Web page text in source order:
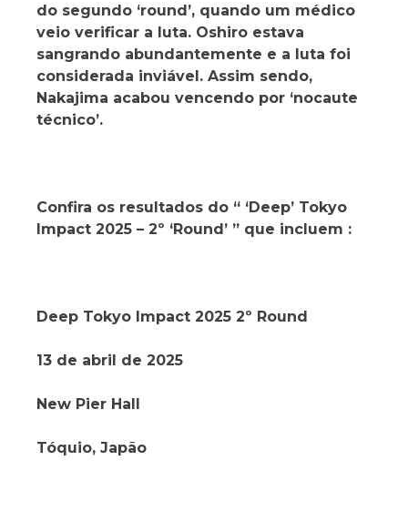
do segundo ‘round’, quando um médico
veio verificar a luta. Oshiro estava
sangrando abundantemente e a luta foi
considerada inviável. Assim sendo,
Nakajima acabou vencendo por ‘nocaute
técnico’.
Confira os resultados do “ ‘Deep’ Tokyo
Impact 2025 – 2º ‘Round’ ” que incluem :
Deep Tokyo Impact 2025 2º Round
13 de abril de 2025
New Pier Hall
Tóquio, Japão